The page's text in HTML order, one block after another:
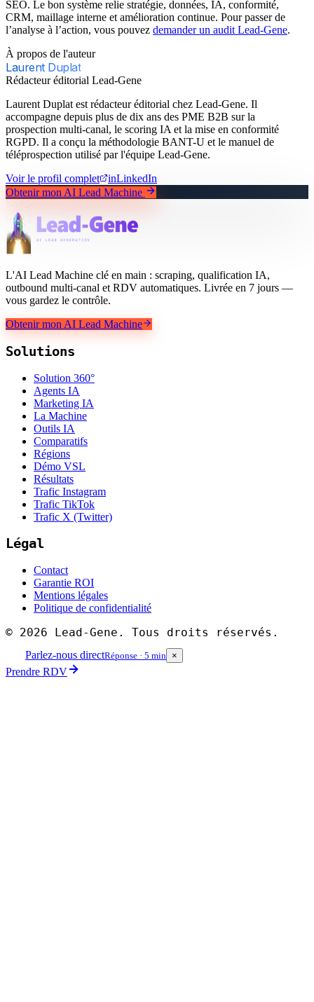
SEO. Le bon système relie stratégie, données, IA, conformité,
CRM, maillage interne et amélioration continue. Pour passer de
l’analyse à l’action, vous pouvez demander un audit Lead-Gene.
À propos de l'auteur
Laurent Duplat
Rédacteur éditorial Lead-Gene
Laurent Duplat est rédacteur éditorial chez Lead-Gene. Il
accompagne depuis plus de dix ans des PME B2B sur la
prospection multi-canal, le scoring IA et la mise en conformité
RGPD. Il a conçu la méthodologie BANT-U et le manuel de
téléprospection utilisé par l'équipe Lead-Gene.
Voir le profil complet
inLinkedIn
Obtenir mon AI Lead Machine
L'AI Lead Machine clé en main : scraping, qualification IA,
outbound multi-canal et RDV automatiques. Livrée en 7 jours —
vous gardez le contrôle.
Obtenir mon AI Lead Machine
Solutions
Solution 360°
Agents IA
Marketing IA
La Machine
Outils IA
Comparatifs
Régions
Démo VSL
Résultats
Trafic Instagram
Trafic TikTok
Trafic X (Twitter)
Légal
Contact
Garantie ROI
Mentions légales
Politique de confidentialité
© 2026 Lead-Gene. Tous droits réservés.
Parlez-nous directRéponse · 5 min ×
Prendre RDV